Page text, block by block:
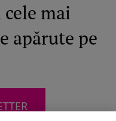
mai
apărute pe